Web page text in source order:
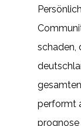
schaden,
performt